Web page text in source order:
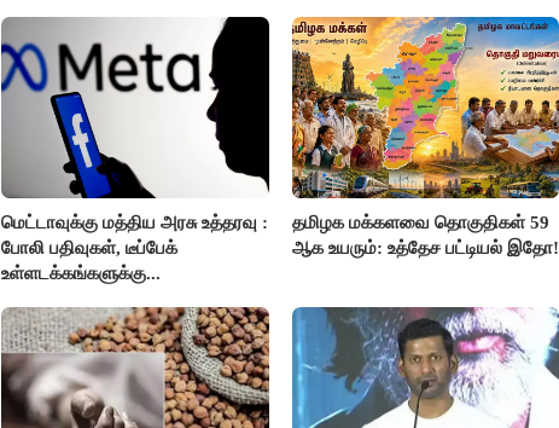
மெட்டாவுக்கு மத்திய அரசு உத்தரவு :
போலி பதிவுகள், டீப்பேக்
உள்ளடக்கங்களுக்கு...
தமிழக மக்களவை தொகுதிகள் 59
ஆக உயரும்: உத்தேச பட்டியல் இதோ!